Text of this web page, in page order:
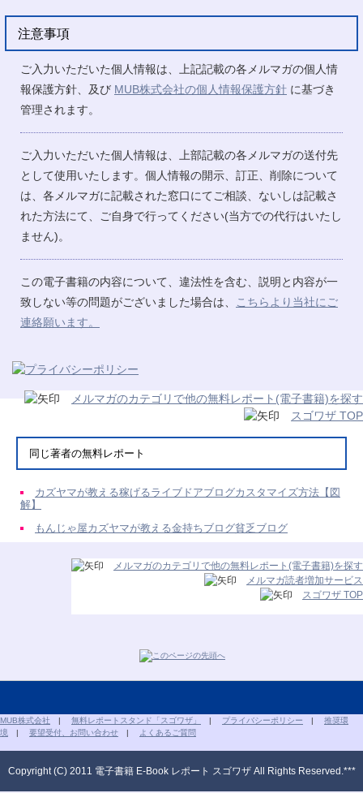
注意事項
ご入力いただいた個人情報は、上記記載の各メルマガの個人情
報保護方針、及び MUB株式会社の個人情報保護方針 に基づき
管理されます。
ご入力いただいた個人情報は、上部記載の各メルマガの送付先
として使用いたします。個人情報の開示、訂正、削除について
は、各メルマガに記載された窓口にてご相談、ないしは記載さ
れた方法にて、ご自身で行ってください(当方での代行はいたし
ません)。
この電子書籍の内容について、違法性を含む、説明と内容が一
致しない等の問題がございました場合は、
こちらより当社にご
連絡願います。
メルマガのカテゴリで他の無料レポート(電子書籍)を探す
スゴワザ TOP
同じ著者の無料レポート
カズヤマが教える稼げるライブドアブログカスタマイズ方法【図
解】
もんじゃ屋カズヤマが教える金持ちブログ貧乏ブログ
メルマガのカテゴリで他の無料レポート(電子書籍)を探す
メルマガ読者増加サービス
スゴワザ TOP
MUB株式会社 | 無料レポートスタンド「スゴワザ」 | プライバシーポリシー | 推奨環
境 | 要望受付、お問い合わせ | よくあるご質問
Copyright (C) 2011 電子書籍 E-Book レポート スゴワザ All Rights Reserved.***